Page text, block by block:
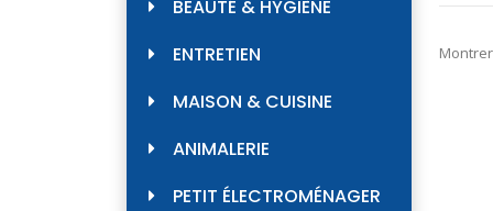
BEAUTÉ & HYGIÈNE
ENTRETIEN
MAISON & CUISINE
ANIMALERIE
PETIT ÉLECTROMÉNAGER